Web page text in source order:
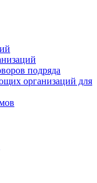
подряда
организаций для